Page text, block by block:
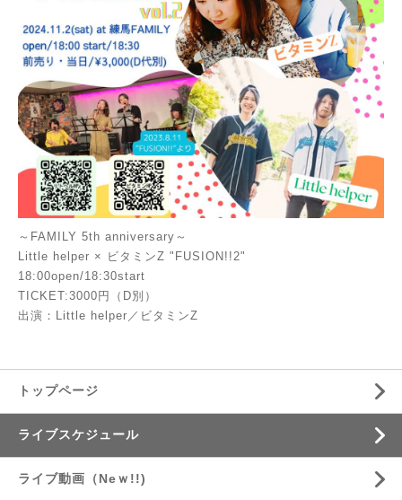
～FAMILY 5th anniversary～
Little helper × ビタミンZ "FUSION!!2"
18:00open/18:30start
TICKET:3000円（D別）
出演：Little helper／ビタミンZ
トップページ
ライブスケジュール
ライブ動画（Neｗ!!)